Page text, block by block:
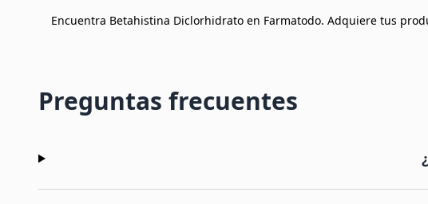
Encuentra Betahistina Diclorhidrato en Farmatodo. Adquiere tus
Preguntas frecuentes